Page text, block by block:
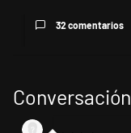
32 comentarios
Conversación